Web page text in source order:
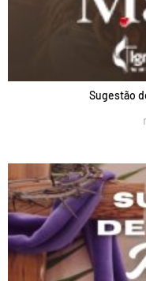
Sugestão